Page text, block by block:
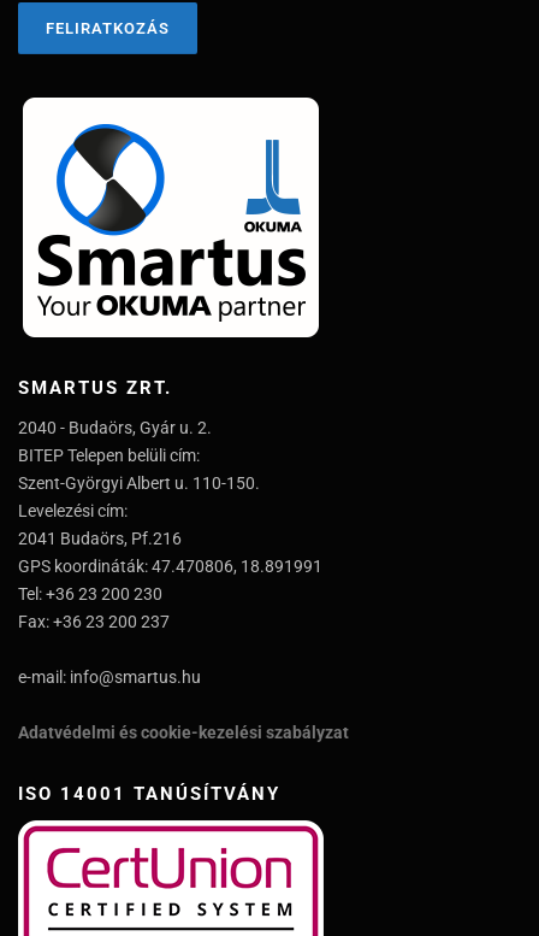
SMARTUS ZRT.
2040 - Budaörs, Gyár u. 2.
BITEP Telepen belüli cím:
Szent-Györgyi Albert u. 110-150.
Levelezési cím:
2041 Budaörs, Pf.216
GPS koordináták: 47.470806, 18.891991
Tel: +36 23 200 230
Fax: +36 23 200 237
e-mail: info@smartus.hu
Adatvédelmi és cookie-kezelési szabályzat
ISO 14001 TANÚSÍTVÁNY